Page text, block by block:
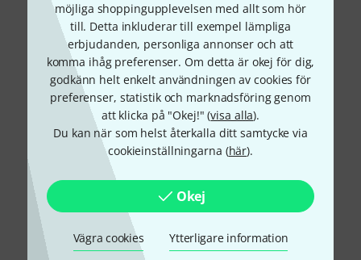
möjliga shoppingupplevelsen med allt som hör
till. Detta inkluderar till exempel lämpliga
erbjudanden, personliga annonser och att
komma ihåg preferenser. Om detta är okej för dig,
godkänn helt enkelt användningen av cookies för
preferenser, statistik och marknadsföring genom
att klicka på "Okej!" (visa alla).
Du kan när som helst återkalla ditt samtycke via
cookieinställningarna (här).
Okej
Vägra cookies Ytterligare information